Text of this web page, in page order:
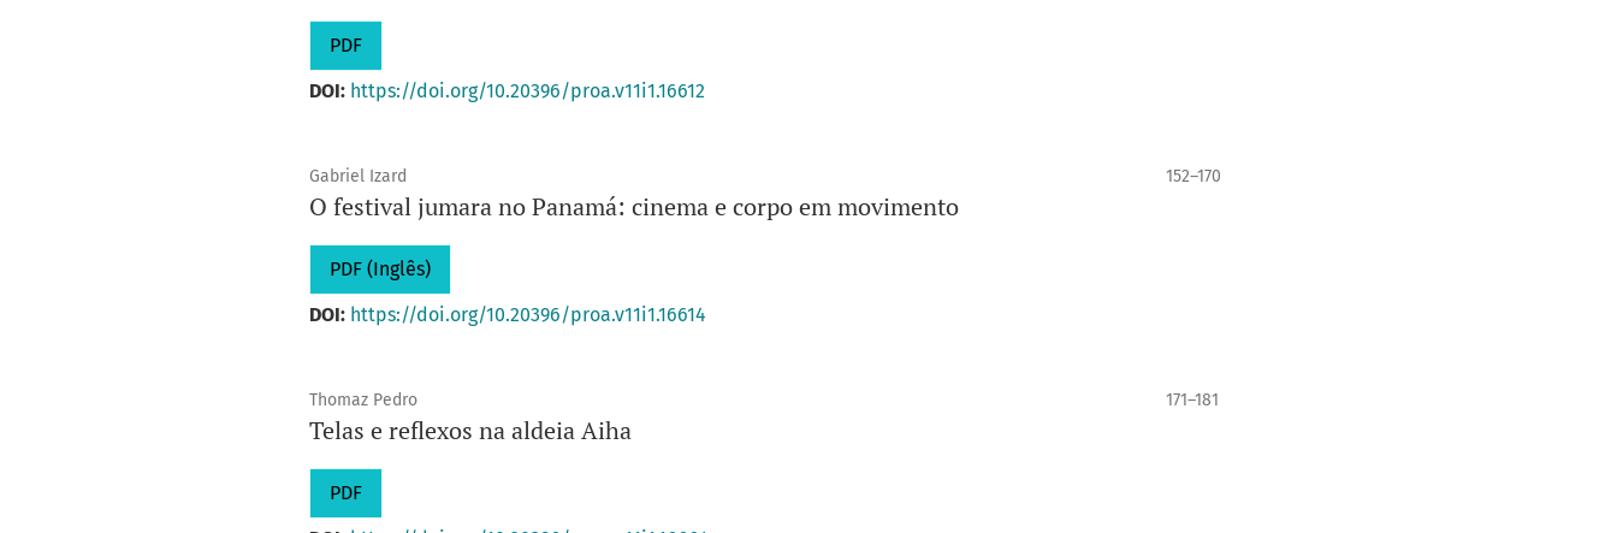
PDF
DOI: https://doi.org/10.20396/proa.v11i1.16612
Gabriel Izard 152–170
O festival jumara no Panamá: cinema e corpo em movimento
PDF (Inglês)
DOI: https://doi.org/10.20396/proa.v11i1.16614
Thomaz Pedro 171–181
Telas e reflexos na aldeia Aiha
PDF